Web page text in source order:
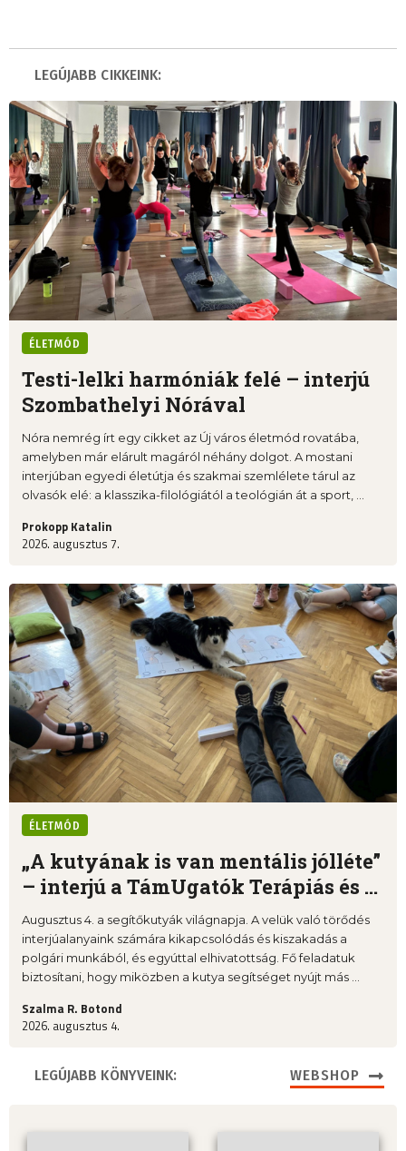
LEGÚJABB CIKKEINK:
ÉLETMÓD
Testi-lelki harmóniák felé – interjú
Szombathelyi Nórával
Nóra nemrég írt egy cikket az Új város életmód rovatába,
amelyben már elárult magáról néhány dolgot. A mostani
interjúban egyedi életútja és szakmai szemlélete tárul az
olvasók elé: a klasszika-filológiától a teológián át a sport, ...
Prokopp Katalin
2026. augusztus 7.
ÉLETMÓD
„A kutyának is van mentális jólléte”
– interjú a TámUgatók Terápiás és ...
Augusztus 4. a segítőkutyák világnapja. A velük való törődés
interjúalanyaink számára kikapcsolódás és kiszakadás a
polgári munkából, és egyúttal elhivatottság. Fő feladatuk
biztosítani, hogy miközben a kutya segítséget nyújt más ...
Szalma R. Botond
2026. augusztus 4.
LEGÚJABB KÖNYVEINK: WEBSHOP